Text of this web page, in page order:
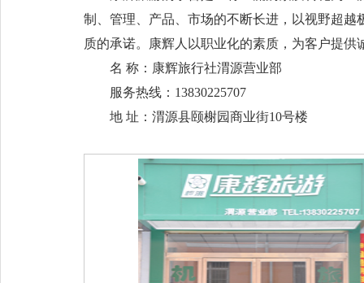
制、管理、产品、市场的不断长进，以视野超
质的承诺。康辉人以职业化的素质，为客户提供
名 称：康辉旅行社渭源营业部
服务热线：13830225707
地 址：渭源县颐榭园商业街10号楼